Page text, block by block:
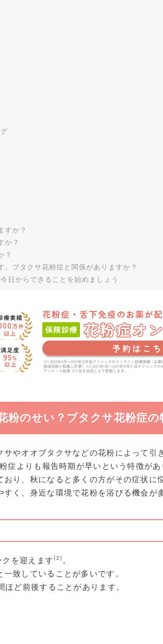
すか？
か？
？
ブタクサ花粉症と関係がありますか？
日からできることを始めましょう
粉のせい？ブタクサ花粉症の
やオオブタクサなどの花粉によって引
症よりも報告時期が早いという特徴があ
り、秋になると多くの方がその症状に
く、身近な環境で花粉を浴びる機会が
を迎えます [2] 。
致していることが多いです。
ど前後することがあります。